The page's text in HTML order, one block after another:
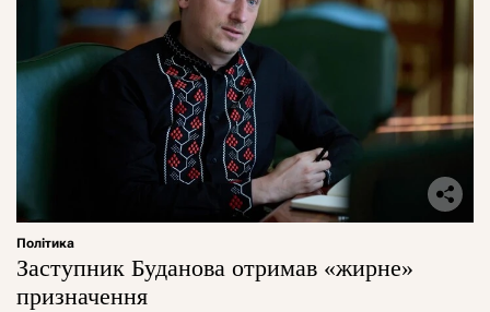
Політика
Заступник Буданова отримав «жирне»
призначення